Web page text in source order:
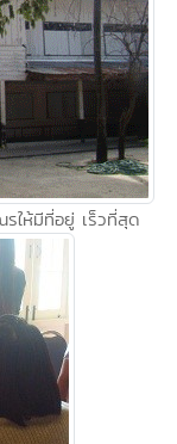
ให้มีที่อยู่ เร็วที่สุด